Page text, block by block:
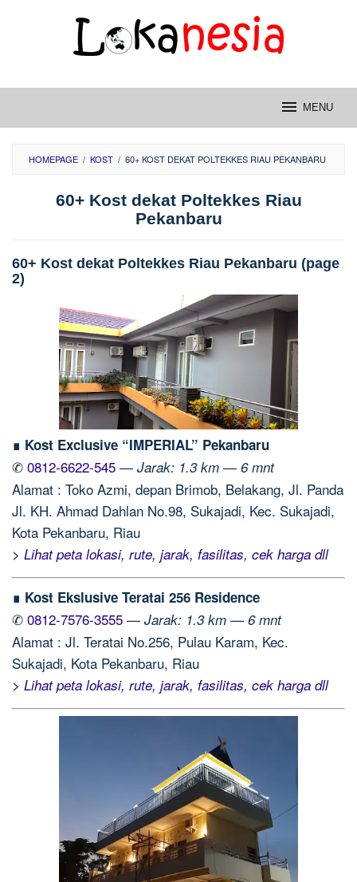
MENU
HOMEPAGE / KOST / 60+ KOST DEKAT POLTEKKES RIAU PEKANBARU
60+ Kost dekat Poltekkes Riau
Pekanbaru
60+ Kost dekat Poltekkes Riau Pekanbaru (page
2)
∎ Kost Exclusive “IMPERIAL” Pekanbaru
✆ 0812-6622-545 — Jarak: 1.3 km — 6 mnt
Alamat : Toko Azmi, depan Brimob, Belakang, Jl. Panda
Jl. KH. Ahmad Dahlan No.98, Sukajadi, Kec. Sukajadi,
Kota Pekanbaru, Riau
> Lihat peta lokasi, rute, jarak, fasilitas, cek harga dll
∎ Kost Ekslusive Teratai 256 Residence
✆ 0812-7576-3555 — Jarak: 1.3 km — 6 mnt
Alamat : Jl. Teratai No.256, Pulau Karam, Kec.
Sukajadi, Kota Pekanbaru, Riau
> Lihat peta lokasi, rute, jarak, fasilitas, cek harga dll